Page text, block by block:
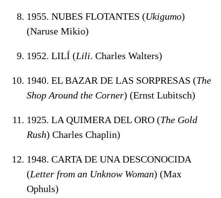
1955. NUBES FLOTANTES (Ukigumo)
(Naruse Mikio)
1952. LILÍ (Lili. Charles Walters)
1940. EL BAZAR DE LAS SORPRESAS (The
Shop Around the Corner) (Ernst Lubitsch)
1925. LA QUIMERA DEL ORO (The Gold
Rush) Charles Chaplin)
1948. CARTA DE UNA DESCONOCIDA
(Letter from an Unknow Woman) (Max
Ophuls)